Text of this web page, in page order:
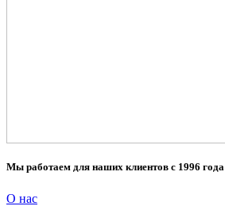
Мы работаем для наших клиентов с 1996 года
О нас